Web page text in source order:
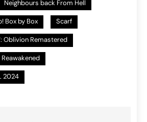
Neighbours back From Hell
Box by Box Scarf
Oblivion Remastered
2024